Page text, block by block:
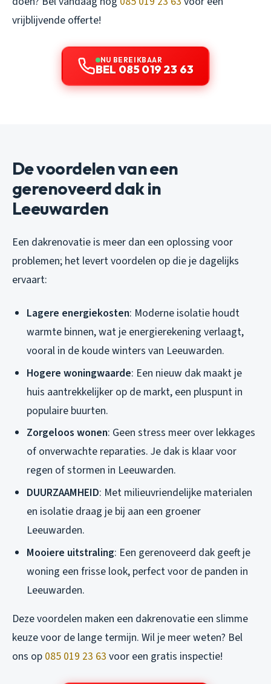
vrijblijvende offerte!
NU BEREIKBAAR
BEL 085 019 23 63
De voordelen van een
gerenoveerd dak in
Leeuwarden
Een dakrenovatie is meer dan een oplossing voor
problemen; het levert voordelen op die je dagelijks
ervaart:
Lagere energiekosten: Moderne isolatie houdt
warmte binnen, wat je energierekening verlaagt,
vooral in de koude winters van Leeuwarden.
Hogere woningwaarde: Een nieuw dak maakt je
huis aantrekkelijker op de markt, een pluspunt in
populaire buurten.
Zorgeloos wonen: Geen stress meer over lekkages
of onverwachte reparaties. Je dak is klaar voor
regen of stormen in Leeuwarden.
DUURZAAMHEID: Met milieuvriendelijke materialen
en isolatie draag je bij aan een groener
Leeuwarden.
Mooiere uitstraling: Een gerenoveerd dak geeft je
woning een frisse look, perfect voor de panden in
Leeuwarden.
Deze voordelen maken een dakrenovatie een slimme
keuze voor de lange termijn. Wil je meer weten? Bel
ons op 085 019 23 63 voor een gratis inspectie!